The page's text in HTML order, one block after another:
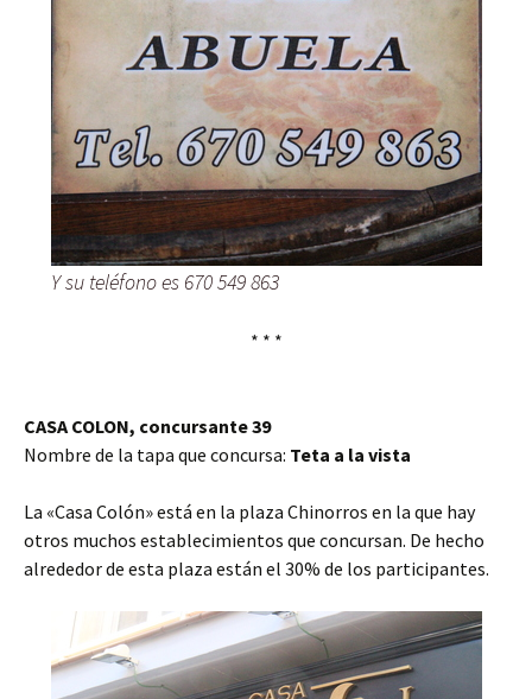
Y su teléfono es 670 549 863
* * *
CASA COLON, concursante 39
Nombre de la tapa que concursa: Teta a la vista
La «Casa Colón» está en la plaza Chinorros en la que hay
otros muchos establecimientos que concursan. De hecho
alrededor de esta plaza están el 30% de los participantes.